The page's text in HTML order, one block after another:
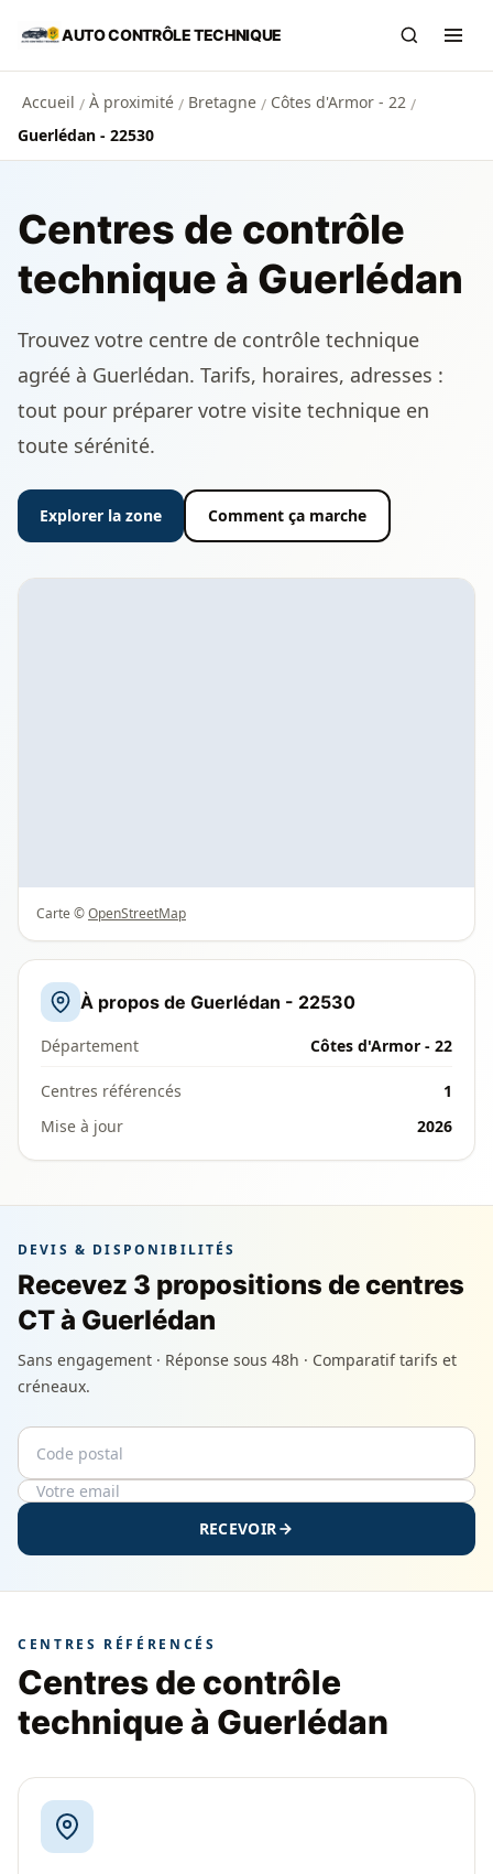
Aller au contenu principal
AUTO CONTRÔLE TECHNIQUE
Accueil / À proximité / Bretagne / Côtes d'Armor - 22 /
Guerlédan - 22530
Centres de contrôle
technique à Guerlédan
Trouvez votre centre de contrôle technique
agréé à Guerlédan. Tarifs, horaires, adresses :
tout pour préparer votre visite technique en
toute sérénité.
Explorer la zone Comment ça marche
Carte ©OpenStreetMap
À propos de Guerlédan - 22530
Département Côtes d'Armor - 22
Centres référencés
1
Mise à jour
2026
DEVIS & DISPONIBILITÉS
Recevez 3 propositions de centres
CT à Guerlédan
Sans engagement · Réponse sous 48h · Comparatif tarifs et
créneaux.
Code postal
Email
RECEVOIR
CENTRES RÉFÉRENCÉS
Centres de contrôle
technique à Guerlédan